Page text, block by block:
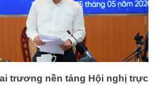
trương nền tảng Hội nghị trực